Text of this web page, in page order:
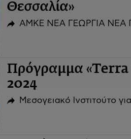
Θεσσαλία»
ΑΜΚΕ ΝΕΑ ΓΕΩΡΓΙΑ ΝΕΑ
Πρόγραμμα «Terra
2024
Μεσογειακό Ινστιτούτο